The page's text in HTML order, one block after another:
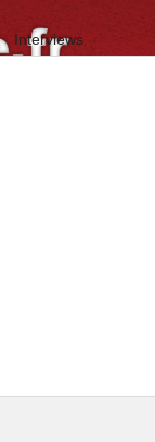
Interviews